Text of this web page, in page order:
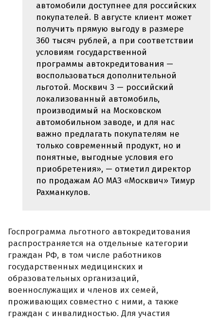
автомобили доступнее для российских
покупателей. В августе клиент может
получить прямую выгоду в размере
360 тысяч рублей, а при соответствии
условиям государственной
программы автокредитования —
воспользоваться дополнительной
льготой. Москвич 3 — российский
локализованный автомобиль,
производимый на Московском
автомобильном заводе, и для нас
важно предлагать покупателям не
только современный продукт, но и
понятные, выгодные условия его
приобретения», — отметил директор
по продажам АО МАЗ «Москвич» Тимур
Рахманкулов.
Госпрограмма льготного автокредитования
распространяется на отдельные категории
граждан РФ, в том числе работников
государственных медицинских и
образовательных организаций,
военнослужащих и членов их семей,
проживающих совместно с ними, а также
граждан с инвалидностью. Для участия